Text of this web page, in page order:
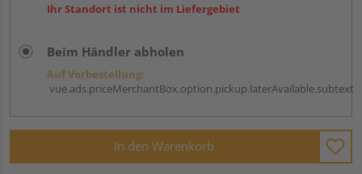
Ihr Standort ist nicht im Liefergebiet
Beim Händler abholen
Auf Vorbestellung:
vue.ads.priceMerchantBox.option.pickup.laterAvailable.subtext
In den Warenkorb